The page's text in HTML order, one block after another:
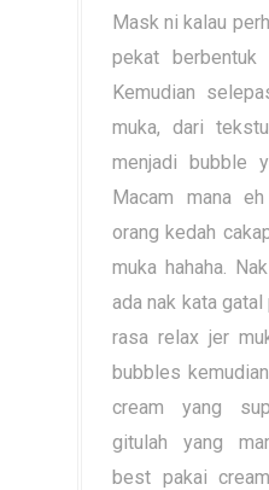
Mask ni kalau
pekat
Kemudian
muka, dari
menjadi bubble
Macam mana
orang kedah
muka hahaha.
ada nak kata
rasa relax jer
bubbles
cream yang
gitulah yang
best pakai